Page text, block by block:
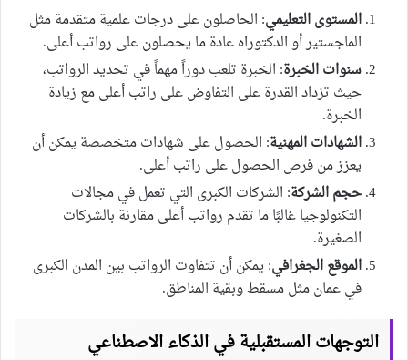
المستوى التعليمي: الحاصلون على درجات علمية متقدمة مثل
الماجستير أو الدكتوراه عادة ما يحصلون على رواتب أعلى.
سنوات الخبرة: الخبرة تلعب دوراً مهماً في تحديد الرواتب،
حيث تزداد القدرة على التفاوض على راتب أعلى مع زيادة
الخبرة.
الشهادات المهنية: الحصول على شهادات متخصصة يمكن أن
يعزز من فرص الحصول على راتب أعلى.
حجم الشركة: الشركات الكبرى التي تعمل في مجالات
التكنولوجيا غالبًا ما تقدم رواتب أعلى مقارنة بالشركات
الصغيرة.
الموقع الجغرافي: يمكن أن تتفاوت الرواتب بين المدن الكبرى
في عمان مثل مسقط وبقية المناطق.
التوجهات المستقبلية في الذكاء الاصطناعي